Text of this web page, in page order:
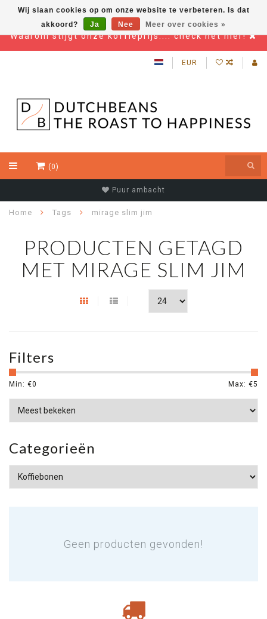
Waarom stijgt onze koffieprijs.... check het hier!
EUR
(0)
Puur ambacht
Home Tags mirage slim jim
PRODUCTEN GETAGD
MET MIRAGE SLIM JIM
Filters
Min: €0 Max: €5
Categorieën
Geen producten gevonden!
Wij slaan cookies op om onze website te verbeteren. Is dat
akkoord?
Ja Nee Meer over cookies »